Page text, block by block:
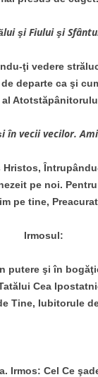
şi Fiului şi
ţi vedere
departe ca şi
în vecii vecilor.
pe noi.
pe tine,
Irmosul:
putere şi în
Cea
Tine, Iubitorule
Irmos: Cel Ce